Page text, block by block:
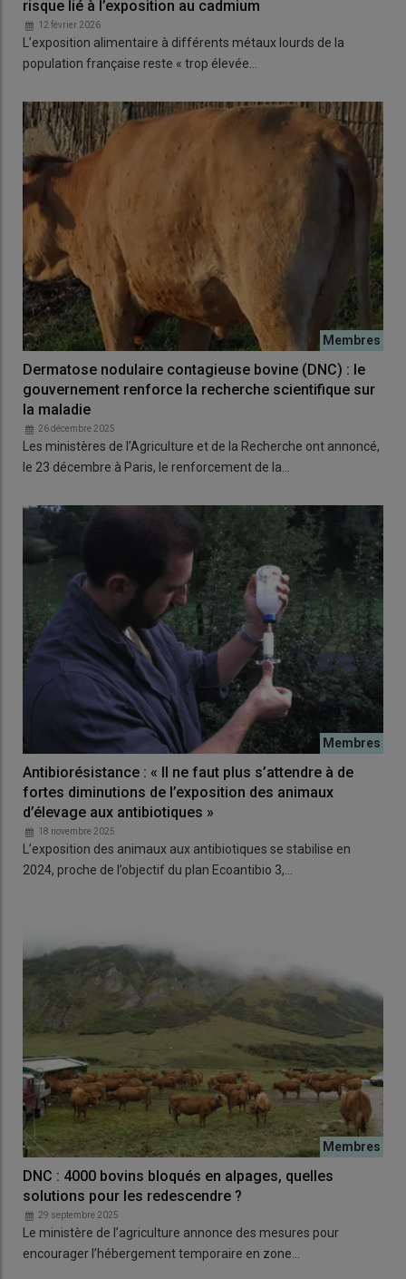
risque lié à l’exposition au cadmium
12 février 2026
L’exposition alimentaire à différents métaux lourds de la
population française reste « trop élevée…
Dermatose nodulaire contagieuse bovine (DNC) : le
gouvernement renforce la recherche scientifique sur
la maladie
26 décembre 2025
Les ministères de l’Agriculture et de la Recherche ont annoncé,
le 23 décembre à Paris, le renforcement de la…
Antibiorésistance : « Il ne faut plus s’attendre à de
fortes diminutions de l’exposition des animaux
d’élevage aux antibiotiques »
18 novembre 2025
L’exposition des animaux aux antibiotiques se stabilise en
2024, proche de l’objectif du plan Ecoantibio 3,…
DNC : 4000 bovins bloqués en alpages, quelles
solutions pour les redescendre ?
29 septembre 2025
Le ministère de l’agriculture annonce des mesures pour
encourager l’hébergement temporaire en zone…